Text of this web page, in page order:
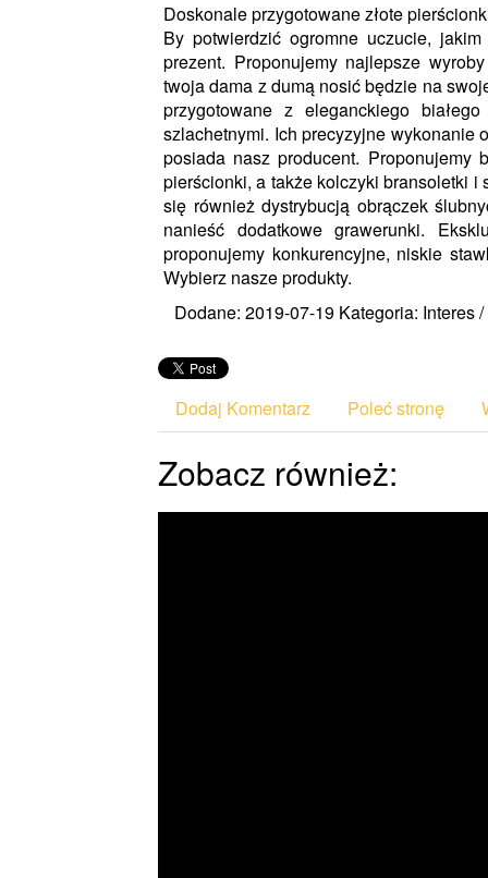
Doskonale przygotowane złote
By potwierdzić ogromne uczucie,
prezent. Proponujemy najlepsze
twoja dama z dumą nosić będzie na
przygotowane z eleganckiego
szlachetnymi. Ich precyzyjne
posiada nasz producent. Proponujemy
pierścionki, a także kolczyki bransoletki
się również dystrybucją obrączek
nanieść dodatkowe grawerunki.
proponujemy konkurencyjne, niskie
Wybierz nasze produkty.
Dodane: 2019-07-19 Kategoria: Interes
Dodaj Komentarz Poleć stronę
Zobacz również: